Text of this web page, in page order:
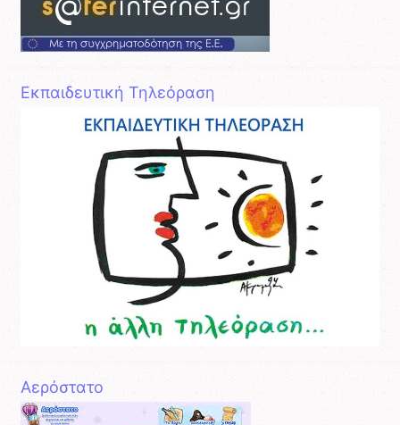
Εκπαιδευτική Τηλεόραση
Aερόστατο